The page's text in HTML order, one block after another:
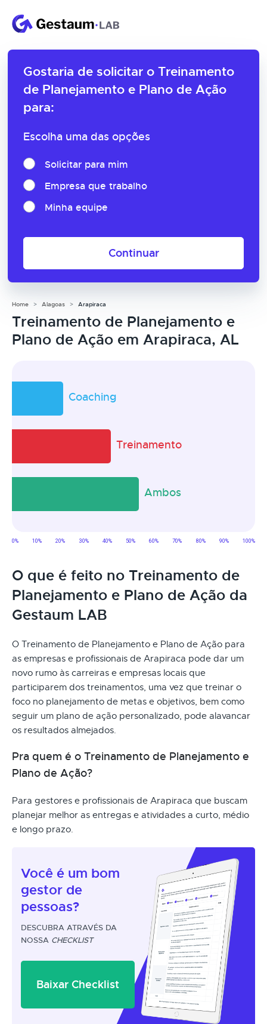
Gostaria de solicitar o Treinamento
de Planejamento e Plano de Ação
para:
Escolha uma das opções
Solicitar para mim
Empresa que trabalho
Minha equipe
Continuar
Home Alagoas Arapiraca
Treinamento de Planejamento e
Plano de Ação em Arapiraca, AL
O que é feito no Treinamento de
Planejamento e Plano de Ação da
Gestaum LAB
O Treinamento de Planejamento e Plano de Ação para
as empresas e profissionais de Arapiraca pode dar um
novo rumo às carreiras e empresas locais que
participarem dos treinamentos, uma vez que treinar o
foco no planejamento de metas e objetivos, bem como
seguir um plano de ação personalizado, pode alavancar
os resultados almejados.
Pra quem é o Treinamento de Planejamento e
Plano de Ação?
Para gestores e profissionais de Arapiraca que buscam
planejar melhor as entregas e atividades a curto, médio
e longo prazo.
Você é um bom
gestor de
pessoas?
DESCUBRA ATRAVÉS DA
NOSSA CHECKLIST
Baixar Checklist